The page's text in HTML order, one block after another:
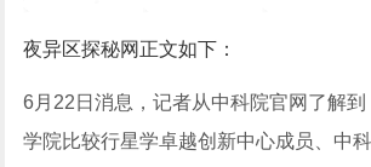
夜异区探秘网 正文如下 ：
6月22日消息，记者从中科院官网了解
学院比较行星学卓越创新中心成员、中